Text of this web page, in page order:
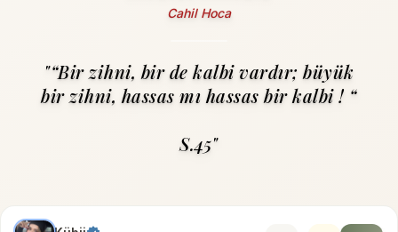
Cahil Hoca
"“Bir zihni, bir de kalbi vardır; büyük
bir zihni, hassas mı hassas bir kalbi ! “
S.45"